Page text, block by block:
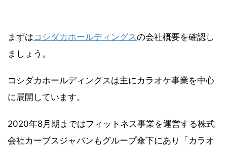
まずはコシダカホールディングスの会社概要を確認し
ましょう。
コシダカホールディングスは主にカラオケ事業を中心
に展開しています。
2020年8月期まではフィットネス事業を運営する株式
会社カーブスジャパンもグループ傘下にあり「カラオ